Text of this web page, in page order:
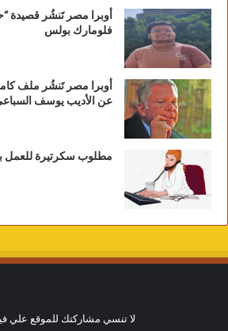
أوبرا مصر تَنشُر قصيدة
فلومارك بولس
أوبرا مصر تَنشُر ملف
عن الأديب يوسف
مطلوب سكرتيرة للعمل
لا تنسي مشاركتك للموقع علي